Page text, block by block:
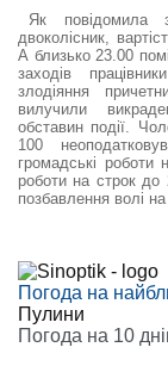
Як повідомила
двоколісник,
А близько 23.00
заходів
злодіяння
вилучили
обставин події.
100
громадські роботи
роботи на строк до
позбавлення волі
Погода на
Пулини
Погода на 10